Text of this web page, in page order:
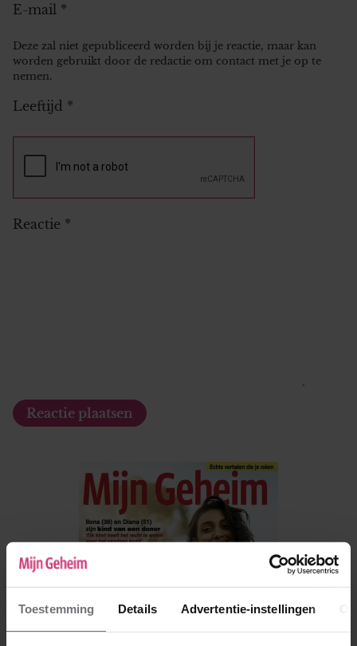
Toestemming Details Advertentie-instellingen
E-mail *
Deze zal niet gepubliceerd worden bij je reactie, maar kan
worden gebruikt door de redactie om contact met je op te
nemen.
Leeftijd *
Reactie *